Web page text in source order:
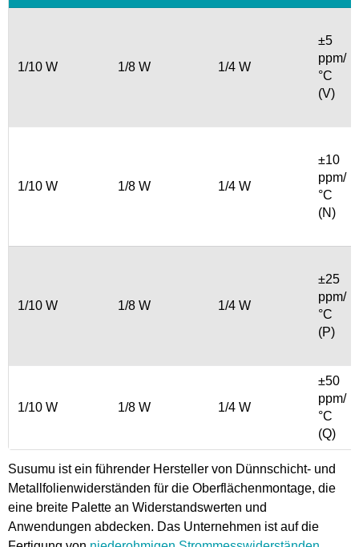
1/10 W 1/8 W 1/4 W
±5
ppm/
°C
(V)
1/10 W 1/8 W 1/4 W
±10
ppm/
°C
(N)
1/10 W 1/8 W 1/4 W
±25
ppm/
°C
(P)
1/10 W 1/8 W 1/4 W
±50
ppm/
°C
(Q)
Susumu ist ein führender Hersteller von Dünnschicht- und
Metallfolienwiderständen für die Oberflächenmontage, die
eine breite Palette an Widerstandswerten und
Anwendungen abdecken. Das Unternehmen ist auf die